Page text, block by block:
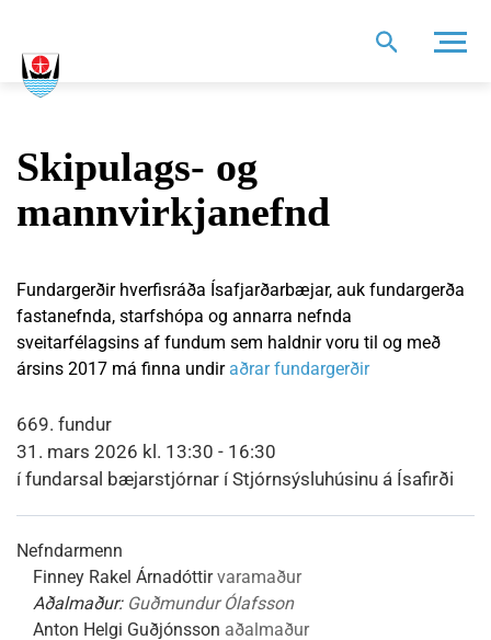
Skipulags- og
mannvirkjanefnd
Fundargerðir hverfisráða Ísafjarðarbæjar, auk fundargerða
fastanefnda, starfshópa og annarra nefnda
sveitarfélagsins af fundum sem haldnir voru til og með
ársins 2017 má finna undir aðrar fundargerðir
669. fundur
31. mars 2026 kl. 13:30 - 16:30
í fundarsal bæjarstjórnar í Stjórnsýsluhúsinu á Ísafirði
Nefndarmenn
Finney Rakel Árnadóttir varamaður
Aðalmaður: Guðmundur Ólafsson
Anton Helgi Guðjónsson aðalmaður